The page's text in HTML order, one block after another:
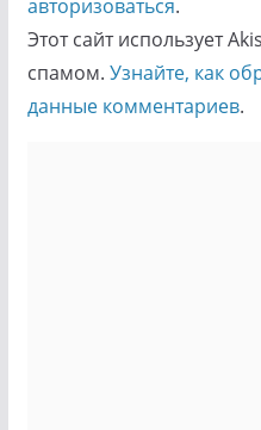
авторизоваться.
Этот сайт использует
спамом. Узнайте, как
данные комментариев.